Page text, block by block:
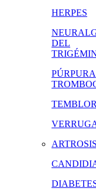
HERPES
DEL
PÚRPURA
TEMBLOR
ARTROSIS